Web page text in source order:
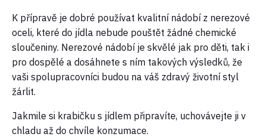
K přípravě je dobré používat kvalitní nádobí z nerezové
oceli, které do jídla nebude pouštět žádné chemické
sloučeniny. Nerezové nádobí je skvělé jak pro děti, tak i
pro dospělé a dosáhnete s ním takových výsledků, že
vaši spolupracovníci budou na váš zdravý životní styl
žárlit.
Jakmile si krabičku s jídlem připravíte, uchovávejte ji v
chladu až do chvíle konzumace.